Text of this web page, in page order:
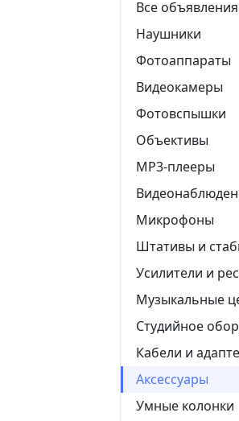
Все
Наушники
Фотоаппараты
Видеокамеры
Фотовспышки
Объективы
MP3-плееры
Микрофоны
Штативы и
Усилители и
Музыкальные
Студийное
Кабели и
Аксессуары
Умные колонки